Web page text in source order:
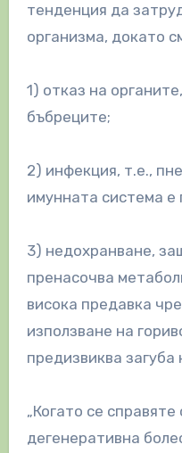
тенденция да
организма, докато
1) отказ на
бъбреците;
2) инфекция, т.е.,
имунната система е
3) недохранване,
пренасочва
висока предавка
използване на
предизвиква загуба
„Когато се
дегенеративна